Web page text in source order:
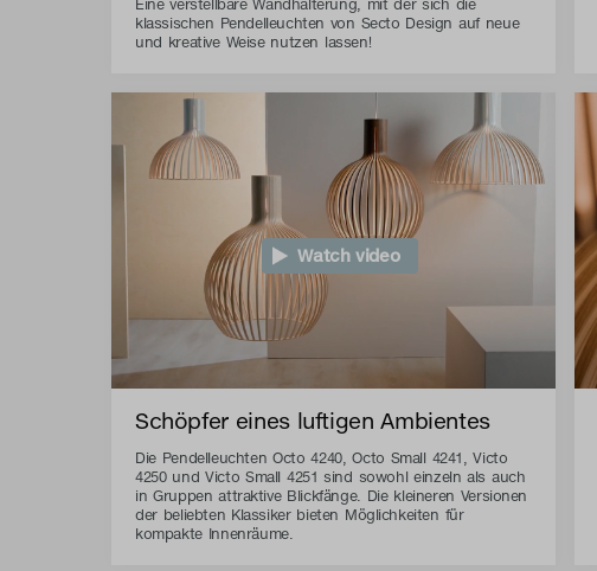
Eine verstellbare Wandhalterung, mit der sich die
klassischen Pendelleuchten von Secto Design auf neue
und kreative Weise nutzen lassen!
Watch video
Schöpfer eines luftigen Ambientes
Die Pendelleuchten Octo 4240, Octo Small 4241, Victo
4250 und Victo Small 4251 sind sowohl einzeln als auch
in Gruppen attraktive Blickfänge. Die kleineren Versionen
der beliebten Klassiker bieten Möglichkeiten für
kompakte Innenräume.